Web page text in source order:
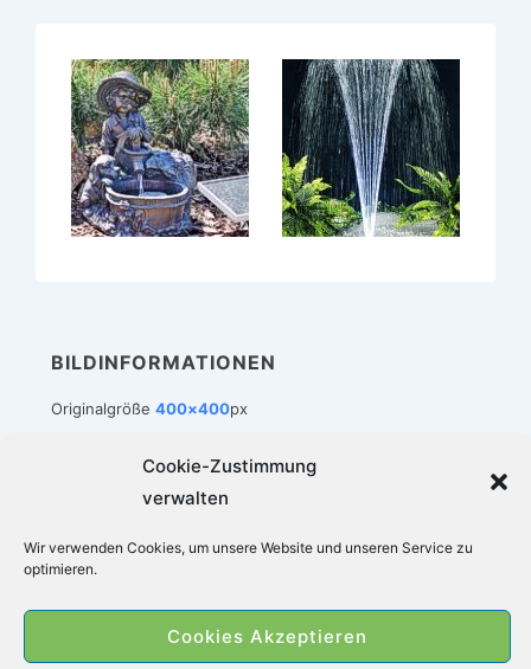
Cookie-Zustimmung
verwalten
Wir verwenden Cookies, um unsere Website und unseren Service zu
optimieren.
Cookies Akzeptieren
BILDINFORMATIONEN
Originalgröße 400×400px
Menü
Datenschutz
Copyright © 2026Zimmerbrunnen-Welt|
Präsentiert vonResponsive-Theme